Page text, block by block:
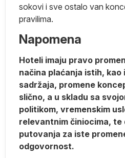
sokovi i sve ostalo van
pravilima.
Napomena
Hoteli imaju pravo
načina plaćanja istih, kao
sadržaja, promene
slično, a u skladu sa
politikom, vremenskim
relevantnim činiocima,
putovanja za iste
odgovornost.